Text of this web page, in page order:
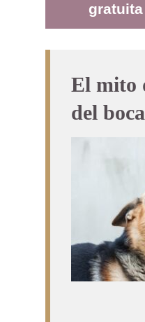
El mito
del